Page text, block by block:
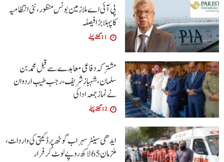
پی آئی اے ملازمین بونس منظور، نئی انتظامیہ
کا پہلا بڑا فیصلہ
11 گھنٹے پہلے
مشترکہ دفاعی معاہدے سے قبل محمد بن
سلمان، شہباز شریف ، رجب طیب اردوان
نے نماز جمعہ ادا کی
12 گھنٹے پہلے
ایدھی سینٹر سہراب گوٹھ پر ڈکیتی کی واردات،
ملزمان 65 لاکھ روپے لوٹ کر فرار